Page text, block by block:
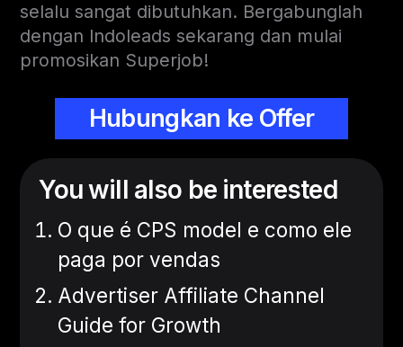
selalu sangat dibutuhkan. Bergabunglah
dengan Indoleads sekarang dan mulai
promosikan Superjob!
Hubungkan ke Offer
You will also be interested
O que é CPS model e como ele
paga por vendas
Advertiser Affiliate Channel
Guide for Growth